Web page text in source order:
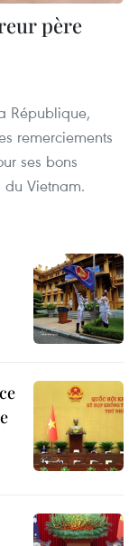
père
République,
remerciements
ses bons
du Vietnam.